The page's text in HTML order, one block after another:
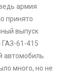
армия
принято
выпуск
ГАЗ-61-415
автомобиль.
много, но не